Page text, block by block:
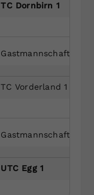
TC Dornbirn 1
Gastmannschaft
TC Vorderland 1
Gastmannschaft
UTC Egg 1